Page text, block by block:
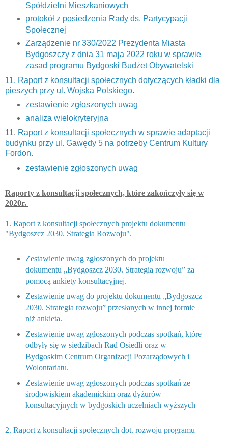
Spółdzielni Mieszkaniowych
protokół z posiedzenia Rady ds. Partycypacji
Społecznej
Zarządzenie nr 330/2022 Prezydenta Miasta
Bydgoszczy z dnia 31 maja 2022 roku w sprawie
zasad programu Bydgoski Budżet Obywatelski
11. Raport z konsultacji społecznych dotyczących kładki dla
pieszych przy ul. Wojska Polskiego.
zestawienie zgłoszonych uwag
analiza wielokryteryjna
11. Raport z konsultacji społecznych w sprawie adaptacji
budynku przy ul. Gawędy 5 na potrzeby Centrum Kultury
Fordon.
zestawienie zgłoszonych uwag
Raporty z konsultacji społecznych, które zakończyły się w
2020r.
1. Raport z konsultacji społecznych projektu dokumentu
"Bydgoszcz 2030. Strategia Rozwoju".
Zestawienie uwag zgłoszonych do projektu
dokumentu „Bydgoszcz 2030. Strategia rozwoju” za
pomocą ankiety konsultacyjnej.
Zestawienie uwag do projektu dokumentu „Bydgoszcz
2030. Strategia rozwoju” przesłanych w innej formie
niż ankieta.
Zestawienie uwag zgłoszonych podczas spotkań, które
odbyły się w siedzibach Rad Osiedli oraz w
Bydgoskim Centrum Organizacji Pozarządowych i
Wolontariatu.
Zestawienie uwag zgłoszonych podczas spotkań ze
środowiskiem akademickim oraz dyżurów
konsultacyjnych w bydgoskich uczelniach wyższych
2. Raport z konsultacji społecznych dot. rozwoju programu